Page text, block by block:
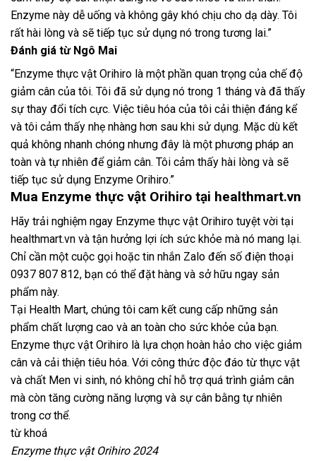
Enzyme này dễ uống và không gây khó chịu cho dạ dày. Tôi
rất hài lòng và sẽ tiếp tục sử dụng nó trong tương lai.”
Đánh giá từ Ngô Mai
“Enzyme thực vật Orihiro là một phần quan trọng của chế độ
giảm cân của tôi. Tôi đã sử dụng nó trong 1 tháng và đã thấy
sự thay đổi tích cực. Việc tiêu hóa của tôi cải thiện đáng kể
và tôi cảm thấy nhẹ nhàng hơn sau khi sử dụng. Mặc dù kết
quả không nhanh chóng nhưng đây là một phương pháp an
toàn và tự nhiên để giảm cân. Tôi cảm thấy hài lòng và sẽ
tiếp tục sử dụng Enzyme Orihiro.”
Mua Enzyme thực vật Orihiro tại healthmart.vn
Hãy trải nghiệm ngay Enzyme thực vật Orihiro tuyệt vời tại
healthmart.vn và tận hưởng lợi ích sức khỏe mà nó mang lại.
Chỉ cần một cuộc gọi hoặc tin nhắn Zalo đến số điện thoại
0937 807 812, bạn có thể đặt hàng và sở hữu ngay sản
phẩm này.
Tại Health Mart, chúng tôi cam kết cung cấp những sản
phẩm chất lượng cao và an toàn cho sức khỏe của bạn.
Enzyme thực vật Orihiro là lựa chọn hoàn hảo cho việc giảm
cân và cải thiện tiêu hóa. Với công thức độc đáo từ thực vật
và chất Men vi sinh, nó không chỉ hỗ trợ quá trình giảm cân
mà còn tăng cường năng lượng và sự cân bằng tự nhiên
trong cơ thể.
từ khoá
Enzyme thực vật Orihiro 2024